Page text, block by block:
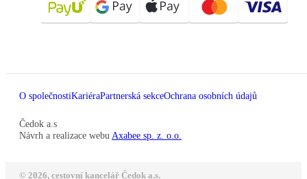
O společnostiKariéraPartnerská sekceOchrana osobních údajů
Čedok a.s
Návrh a realizace webu Axabee sp. z. o.o.
© 2026, cestovní kancelář Čedok a.s.